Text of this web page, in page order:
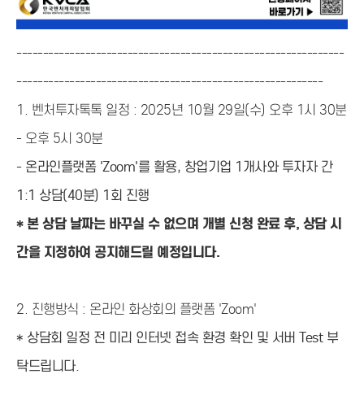
--------------------------------------------------------------
----------------------------------------------------------
1. 벤처투자톡톡 일정 : 2025년 10월 29일(수) 오후 1시 30분
- 오후 5시 30분
- 온라인플랫폼 'Zoom'를 활용, 창업기업 1개사와 투자자 간
1:1 상담(40분) 1회 진행
* 본 상담 날짜는 바꾸실 수 없으며 개별 신청 완료 후, 상담 시
간을 지정하여 공지해드릴 예정입니다.
2. 진행방식 : 온라인 화상회의 플랫폼 'Zoom'
* 상담회 일정 전 미리 인터넷 접속 환경 확인 및 서버 Test 부
탁드립니다.